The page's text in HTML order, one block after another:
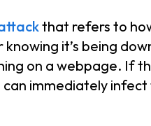
that refers to
knowing it’s being
on a webpage. If
immediately infect